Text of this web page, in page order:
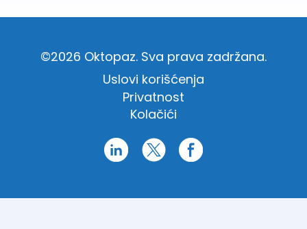
©2026 Oktopaz. Sva prava zadržana.
Uslovi korišćenja
Privatnost
Kolačići